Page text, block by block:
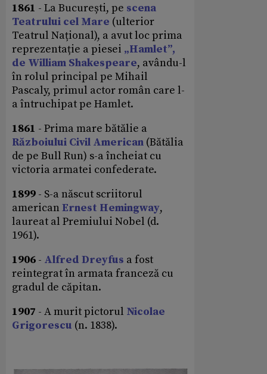
1861 - La București, pe scena
Teatrului cel Mare (ulterior
Teatrul Național), a avut loc prima
reprezentație a piesei „Hamlet”,
de William Shakespeare, avându-l
în rolul principal pe Mihail
Pascaly, primul actor român care l-
a întruchipat pe Hamlet.
1861 - Prima mare bătălie a
Războiului Civil American (Bătălia
de pe Bull Run) s-a încheiat cu
victoria armatei confederate.
1899 - S-a născut scriitorul
americanErnest Hemingway,
laureat al Premiului Nobel (d.
1961).
1906 - Alfred Dreyfus a fost
reintegrat în armata franceză cu
gradul de căpitan.
1907 - A murit pictorul Nicolae
Grigorescu (n. 1838).